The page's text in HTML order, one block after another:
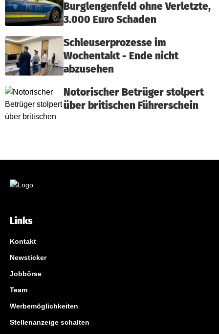
Burglengenfeld ohne Verletzte,
3.000 Euro Schaden
Schleuserprozesse im
Wochentakt - Ende nicht
abzusehen
Notorischer Betrüger stolpert
über britischen Führerschein
Links
Kontakt
Newsticker
Jobbörse
Team
Werbemöglichkeiten
Stellenanzeige schalten